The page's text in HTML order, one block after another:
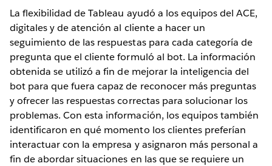
La flexibilidad de Tableau ayudó a los equipos del ACE,
digitales y de atención al cliente a hacer un
seguimiento de las respuestas para cada categoría de
pregunta que el cliente formuló al bot. La información
obtenida se utilizó a fin de mejorar la inteligencia del
bot para que fuera capaz de reconocer más preguntas
y ofrecer las respuestas correctas para solucionar los
problemas. Con esta información, los equipos también
identificaron en qué momento los clientes preferían
interactuar con la empresa y asignaron más personal a
fin de abordar situaciones en las que se requiere un